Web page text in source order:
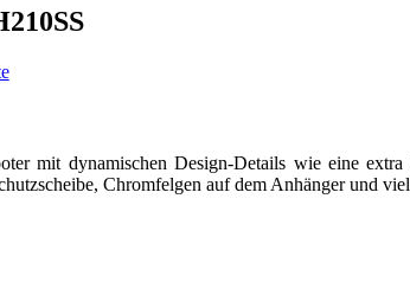
mit dynamischen Design-Details wie eine
Chromfelgen auf dem Anhänger und